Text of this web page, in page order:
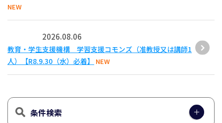
NEW
2026.08.06
教育・学生支援機構 学習支援コモンズ（准教授又は講師1
人）【R8.9.30（水）必着】
NEW
条件検索